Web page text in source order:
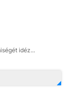
idéz...